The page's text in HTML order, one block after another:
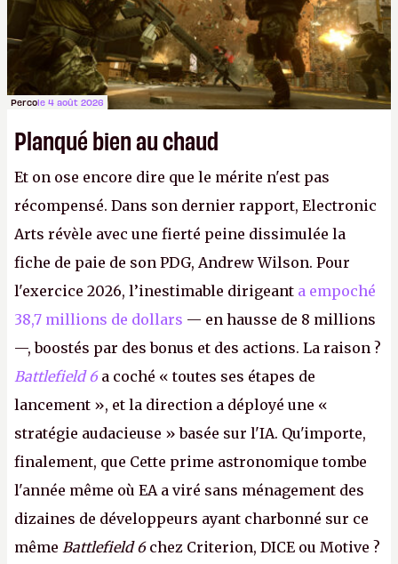
Percole 4 août 2026
Planqué bien au chaud
Et on ose encore dire que le mérite n'est pas
récompensé. Dans son dernier rapport, Electronic
Arts révèle avec une fierté peine dissimulée la
fiche de paie de son PDG, Andrew Wilson. Pour
l'exercice 2026, l’inestimable dirigeant a empoché
38,7 millions de dollars — en hausse de 8 millions
—, boostés par des bonus et des actions. La raison ?
Battlefield 6 a coché « toutes ses étapes de
lancement », et la direction a déployé une «
stratégie audacieuse » basée sur l'IA. Qu'importe,
finalement, que Cette prime astronomique tombe
l'année même où EA a viré sans ménagement des
dizaines de développeurs ayant charbonné sur ce
même Battlefield 6chez Criterion, DICE ou Motive ?